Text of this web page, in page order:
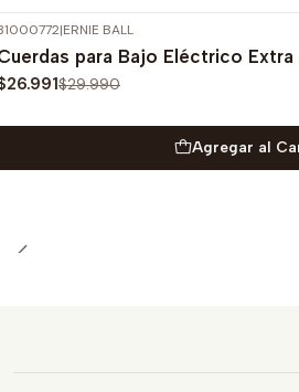
OFF
|ERNIE BALL
para Bajo Eléctrico
$29.990
Agregar al